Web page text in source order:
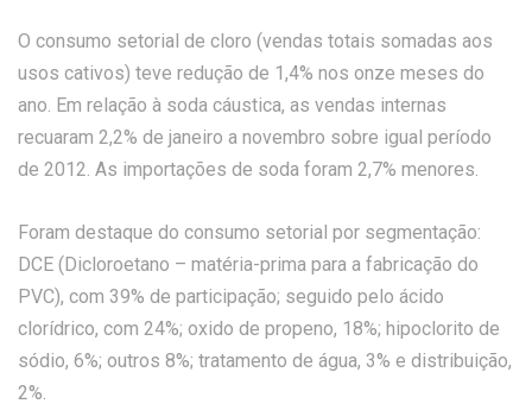
O consumo setorial de cloro (vendas totais somadas aos
usos cativos) teve redução de 1,4% nos onze meses do
ano. Em relação à soda cáustica, as vendas internas
recuaram 2,2% de janeiro a novembro sobre igual período
de 2012. As importações de soda foram 2,7% menores.
Foram destaque do consumo setorial por segmentação:
DCE (Dicloroetano – matéria-prima para a fabricação do
PVC), com 39% de participação; seguido pelo ácido
clorídrico, com 24%; oxido de propeno, 18%; hipoclorito de
sódio, 6%; outros 8%; tratamento de água, 3% e distribuição,
2%.